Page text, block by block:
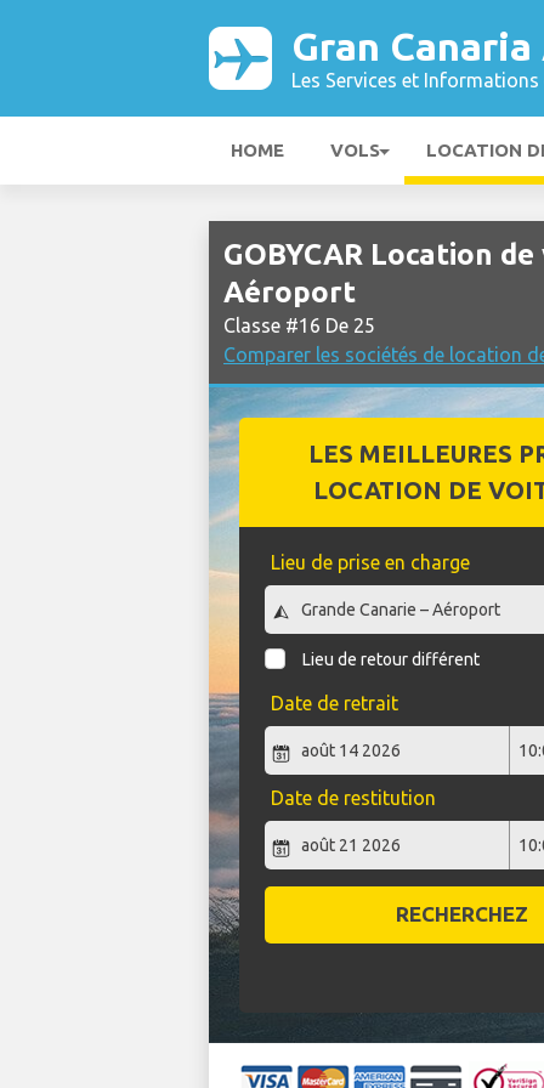
Gran
Les Services et
HOME VOLS LOCATION
GOBYCAR Location
Aéroport
Classe #16 De 25
Comparer les sociétés de location
LES MEILLEURES
LOCATION DE
Lieu de prise en charge
Lieu de retour différent
Date de retrait
Date de restitution
RECHERCHEZ